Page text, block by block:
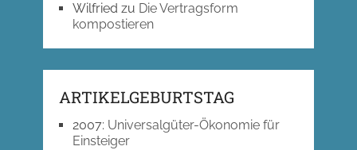
Wilfried zu Die Vertragsform
kompostieren
ARTIKELGEBURTSTAG
2007: Universalgüter-Ökonomie für
Einsteiger